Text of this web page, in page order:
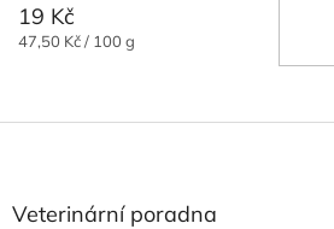
19 Kč
Měrná
47,50 Kč / 100 g
Z
aVeterinární poradna